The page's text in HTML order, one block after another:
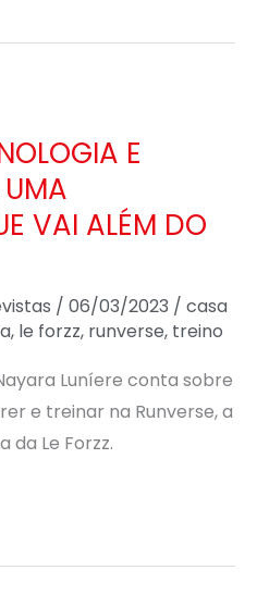
E
VAI ALÉM DO
/ 06/03/2023 / casa
, le forzz, runverse, treino
Luníere conta sobre
e treinar na Runverse, a
da Le Forzz.